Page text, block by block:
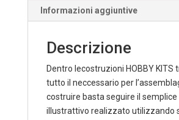
Informazioni aggiuntive
Descrizione
Dentro lecostruzioni HOBBY KITS
tutto il neccessario per
costruire basta seguire il semplice
illustrattivo realizzato utilizzando